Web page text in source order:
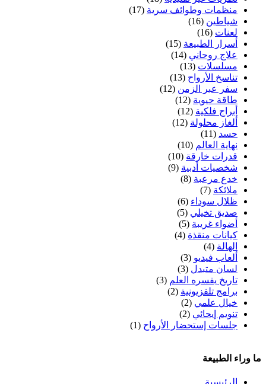
منظمات وطوائف سرية (17)
شياطين (16)
لعنات (16)
أسرار الطبيعة (15)
علاج روحاني (14)
مسلسلات (13)
تناسخ الأرواح (13)
سفر عبر الزمن (12)
طاقة حيوية (12)
أبراج فلكية (12)
ألغاز محلولة (12)
حسد (11)
نهاية العالم (10)
قدرات خارقة (10)
شخصيات أدبية (9)
خدع مرعبة (8)
ملائكة (7)
ظلال سوداء (6)
صديق تخيلي (5)
أضواء غريبة (5)
كيانات منقذة (4)
الهالة (4)
ألعاب فيديو (3)
لسان متبدل (3)
تاريخ يفسره العلم (3)
برامج تلفزيونية (2)
خيال علمي (2)
تنويم إيحائي (2)
جلسات إستحضار الأرواح (1)
ما وراء الطبيعة